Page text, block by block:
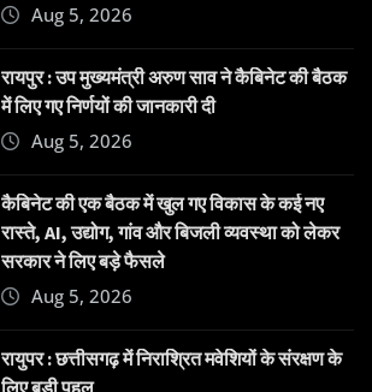
Aug 5, 2026
रायपुर : उप मुख्यमंत्री अरुण साव ने कैबिनेट की बैठक
में लिए गए निर्णयों की जानकारी दी
Aug 5, 2026
कैबिनेट की एक बैठक में खुल गए विकास के कई नए
रास्ते, AI, उद्योग, गांव और बिजली व्यवस्था को लेकर
सरकार ने लिए बड़े फैसले
Aug 5, 2026
रायुपर : छत्तीसगढ़ में निराश्रित मवेशियों के संरक्षण के
लिए बड़ी पहल